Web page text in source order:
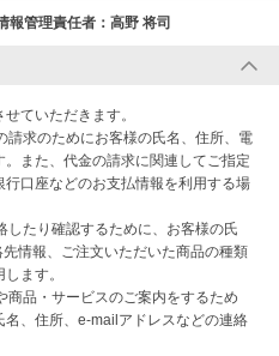
報管理責任者： 高野 将司
ていただきます。
請求のためにお客様の氏名、住所、電
また、代金の請求に関連してご指定
口座などのお支払情報を利用する場
たり確認するために、お客様の氏
情報、ご注文いただいた商品の種類
ます。
品・サービスのご案内をするため
、住所、e-mailアドレスなどの連絡